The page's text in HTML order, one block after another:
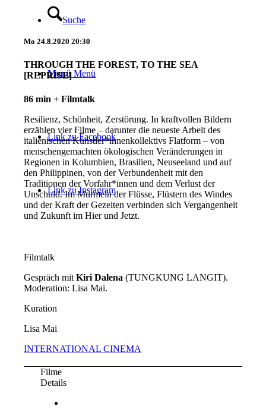
Suche
Menü Menü
Link zu Facebook
Link zu Instagram
Mo 24.8.2020 20:30
THROUGH THE FOREST, TO THE SEA
[REPRISE]
86 min + Filmtalk
Resilienz, Schönheit, Zerstörung. In kraftvollen Bildern
erzählen vier Filme – darunter die neueste Arbeit des
italienischen Künstler*innenkollektivs Flatform – von
menschengemachten ökologischen Veränderungen in
Regionen in Kolumbien, Brasilien, Neuseeland und auf
den Philippinen, von der Verbundenheit mit den
Traditionen der Vorfahr*innen und dem Verlust der
Unschuld. Im Murmeln der Flüsse, Flüstern des Windes
und der Kraft der Gezeiten verbinden sich Vergangenheit
und Zukunft im Hier und Jetzt.
Filmtalk
Gespräch mitKiri Dalena (TUNGKUNG LANGIT).
Moderation: Lisa Mai.
Kuration
Lisa Mai
INTERNATIONAL CINEMA
Filme
Details